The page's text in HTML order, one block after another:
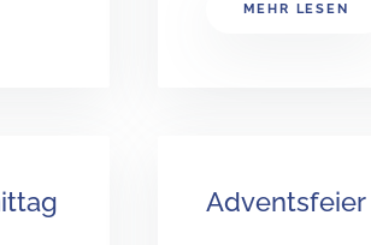
MEHR LESEN
Adventsfeier